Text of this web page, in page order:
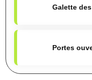
Galette
Portes